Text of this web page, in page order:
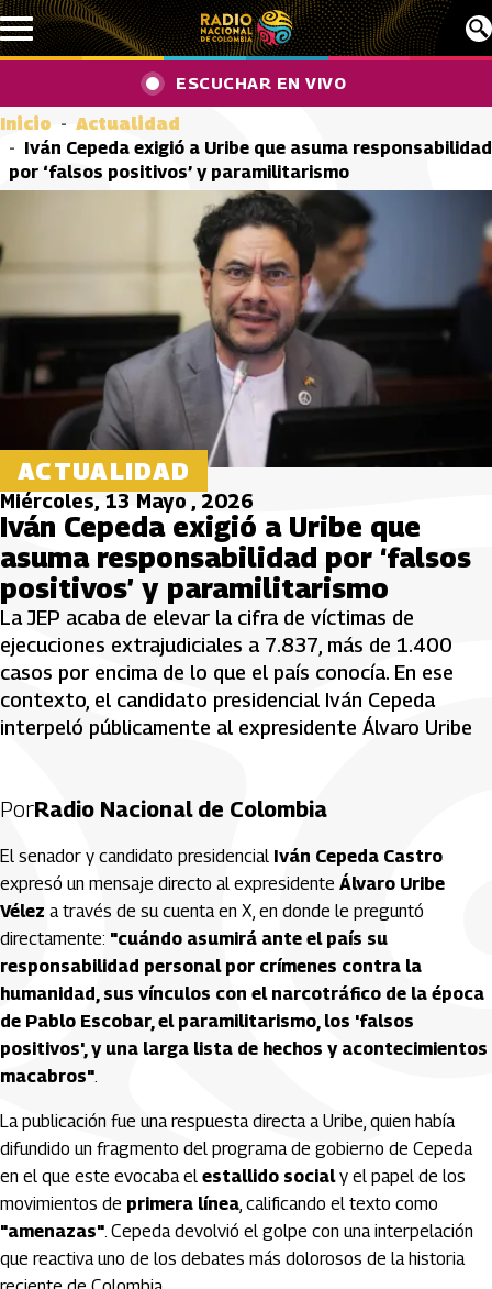
Pasar al contenido principal
ESCUCHAR EN VIVO
Inicio
Actualidad
Iván Cepeda exigió a Uribe que asuma responsabilidad
por ‘falsos positivos’ y paramilitarismo
ACTUALIDAD
Miércoles, 13 Mayo , 2026
Iván Cepeda exigió a Uribe que
asuma responsabilidad por ‘falsos
positivos’ y paramilitarismo
La JEP acaba de elevar la cifra de víctimas de
ejecuciones extrajudiciales a 7.837, más de 1.400
casos por encima de lo que el país conocía. En ese
contexto, el candidato presidencial Iván Cepeda
interpeló públicamente al expresidente Álvaro Uribe
PorRadio Nacional de Colombia
El senador y candidato presidencial Iván Cepeda Castro
expresó un mensaje directo al expresidente Álvaro Uribe
Vélez a través de su cuenta en X, en donde le preguntó
directamente: "cuándo asumirá ante el país su
responsabilidad personal por crímenes contra la
humanidad, sus vínculos con el narcotráfico de la época
de Pablo Escobar, el paramilitarismo, los 'falsos
positivos', y una larga lista de hechos y acontecimientos
macabros".
La publicación fue una respuesta directa a Uribe, quien había
difundido un fragmento del programa de gobierno de Cepeda
en el que este evocaba el estallido socialy el papel de los
movimientos de primera línea, calificando el texto como
"amenazas". Cepeda devolvió el golpe con una interpelación
que reactiva uno de los debates más dolorosos de la historia